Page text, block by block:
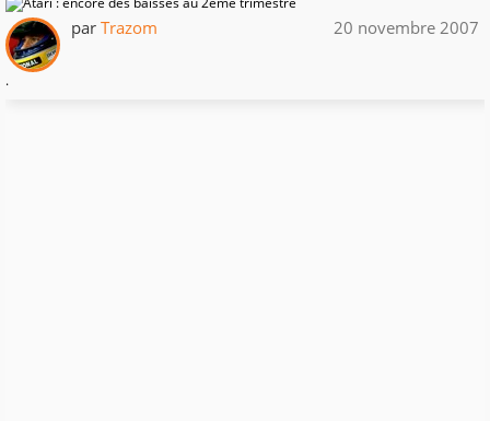
par Trazom 20 novembre 2007
.